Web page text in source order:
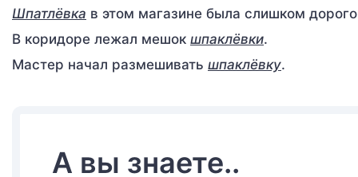
Шпатлёвка в этом магазине была слишком
В коридоре лежал мешок шпаклёвки.
Мастер начал размешивать шпаклёвку.
А вы знаете..